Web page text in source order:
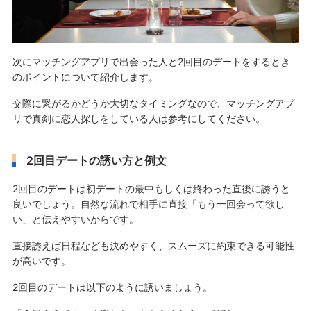
次にマッチングアプリで出会った人と2回目のデートをするとき
のポイントについて紹介します。
交際に繋がるかどうか大切なタイミングなので、マッチングアプ
リで真剣に恋人探しをしている人は参考にしてください。
2回目デートの誘い方と例文
2回目のデートは初デートの最中もしくは終わった直後に誘うと
良いでしょう。自然な流れで相手に直接「もう一回会って欲し
い」と伝えやすいからです。
直接誘えば日程なども決めやすく、スムーズに約束できる可能性
が高いです。
2回目のデートは以下のように誘いましょう。